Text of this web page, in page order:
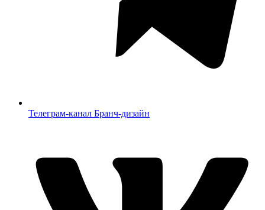
Телеграм-канал Бранч-дизайн